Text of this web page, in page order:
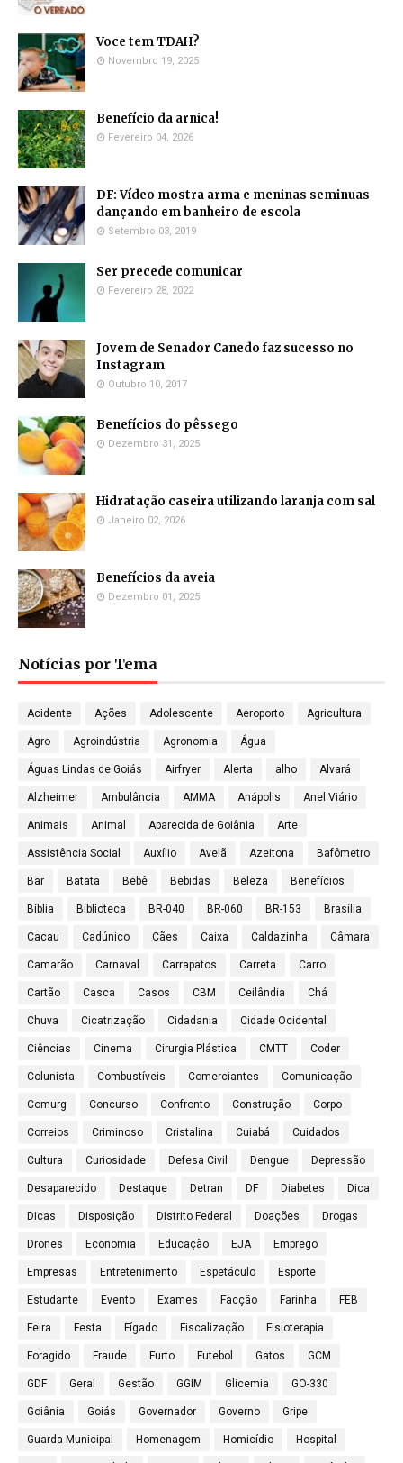
Voce tem TDAH?
Novembro 19, 2025
Benefício da arnica!
Fevereiro 04, 2026
DF: Vídeo mostra arma e meninas seminuas
dançando em banheiro de escola
Setembro 03, 2019
Ser precede comunicar
Fevereiro 28, 2022
Jovem de Senador Canedo faz sucesso no
Instagram
Outubro 10, 2017
Benefícios do pêssego
Dezembro 31, 2025
Hidratação caseira utilizando laranja com sal
Janeiro 02, 2026
Benefícios da aveia
Dezembro 01, 2025
Notícias por Tema
Acidente Ações Adolescente Aeroporto Agricultura
Agro Agroindústria Agronomia Água
Águas Lindas de Goiás Airfryer Alerta alho Alvará
Alzheimer Ambulância AMMA Anápolis Anel Viário
Animais Animal Aparecida de Goiânia Arte
Assistência Social Auxílio Avelã Azeitona Bafômetro
Bar Batata Bebê Bebidas Beleza Benefícios
Bíblia Biblioteca BR-040 BR-060 BR-153 Brasília
Cacau Cadúnico Cães Caixa Caldazinha Câmara
Camarão Carnaval Carrapatos Carreta Carro
Cartão Casca Casos CBM Ceilândia Chá
Chuva Cicatrização Cidadania Cidade Ocidental
Ciências Cinema Cirurgia Plástica CMTT Coder
Colunista Combustíveis Comerciantes Comunicação
Comurg Concurso Confronto Construção Corpo
Correios Criminoso Cristalina Cuiabá Cuidados
Cultura Curiosidade Defesa Civil Dengue Depressão
Desaparecido Destaque Detran DF Diabetes Dica
Dicas Disposição Distrito Federal Doações Drogas
Drones Economia Educação EJA Emprego
Empresas Entretenimento Espetáculo Esporte
Estudante Evento Exames Facção Farinha FEB
Feira Festa Fígado Fiscalização Fisioterapia
Foragido Fraude Furto Futebol Gatos GCM
GDF Geral Gestão GGIM Glicemia GO-330
Goiânia Goiás Governador Governo Gripe
Guarda Municipal Homenagem Homicídio Hospital